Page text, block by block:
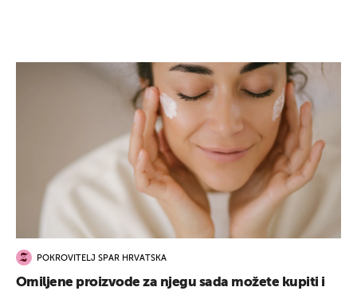
POKROVITELJ SPAR HRVATSKA
Omiljene proizvode za njegu sada možete kupiti i